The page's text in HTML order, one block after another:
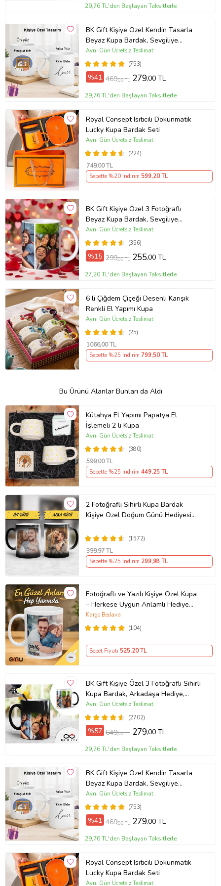
29,76 TL'den Başlayan Taksitlerle
BK Gift Kişiye Özel Kendin Tasarla
Beyaz Kupa Bardak, Sevgiliye
Hediye, Arkadaşa Hediye, Doğum
Günü Hediyesi(753)
Aynı Gün Ücretsiz Teslimat
%41 469,00 TL 279,00 TL
29,76 TL'den Başlayan Taksitlerle
Royal Consept Isıtıcılı Dokunmatik
Lucky Kupa Bardak Seti
(224)
Aynı Gün Ücretsiz Teslimat
749,00 TL
Sepette %20 İndirim 599,20 TL
BK Gift Kişiye Özel 3 Fotoğraflı
Beyaz Kupa Bardak, Sevgiliye
Hediye, Arkadaşa Hediye
(356)
Aynı Gün Ücretsiz Teslimat
%15 299,00 TL 255,00 TL
27,20 TL'den Başlayan Taksitlerle
6 li Çiğdem Çiçeği Desenli Karışık
Renkli El Yapımı Kupa
(25)
Aynı Gün Ücretsiz Teslimat
1066,00 TL
Sepette %25 İndirim 799,50 TL
Bu Ürünü Alanlar Bunları da Aldı
Kütahya El Yapımı Papatya El
İşlemeli 2 li Kupa
(380)
Aynı Gün Ücretsiz Teslimat
599,00 TL
Sepette %25 İndirim 449,25 TL
2 Fotoğraflı Sihirli Kupa Bardak
Kişiye Özel Doğum Günü Hediyesi
Ablaya Abiye Kız Erkek Kardeşe
Arkadaşa Resimli Günü Yıl Dönümü
Hediyesi
(1572)
399,97 TL
Sepette %25 İndirim 299,98 TL
Fotoğraflı ve Yazılı Kişiye Özel Kupa
– Herkese Uygun Anlamlı Hediye
Porselen Baskılı Kupa (Beyaz)
(104)
Kargo Bedava
Sepet Fiyatı 525,20 TL
BK Gift Kişiye Özel 3 Fotoğraflı Sihirli
Kupa Bardak, Arkadaşa Hediye,
Sevgiliye Hediye
(2702)
Aynı Gün Ücretsiz Teslimat
%57 649,00 TL 279,00 TL
29,76 TL'den Başlayan Taksitlerle
BK Gift Kişiye Özel Kendin Tasarla
Beyaz Kupa Bardak, Sevgiliye
Hediye, Arkadaşa Hediye, Doğum
Günü Hediyesi(753)
Aynı Gün Ücretsiz Teslimat
%41 469,00 TL 279,00 TL
29,76 TL'den Başlayan Taksitlerle
Royal Consept Isıtıcılı Dokunmatik
Lucky Kupa Bardak Seti
Aynı Gün Ücretsiz Teslimat